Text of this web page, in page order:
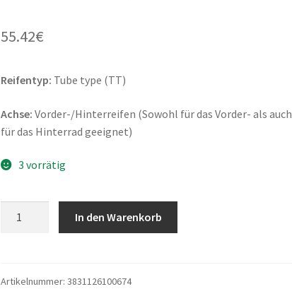
55.42€
Reifentyp: Tube type (TT)
Achse: Vorder-/Hinterreifen (Sowohl für das Vorder- als auch
für das Hinterrad geeignet)
3 vorrätig
2.25
In den Warenkorb
Artikelnummer:3831126100674